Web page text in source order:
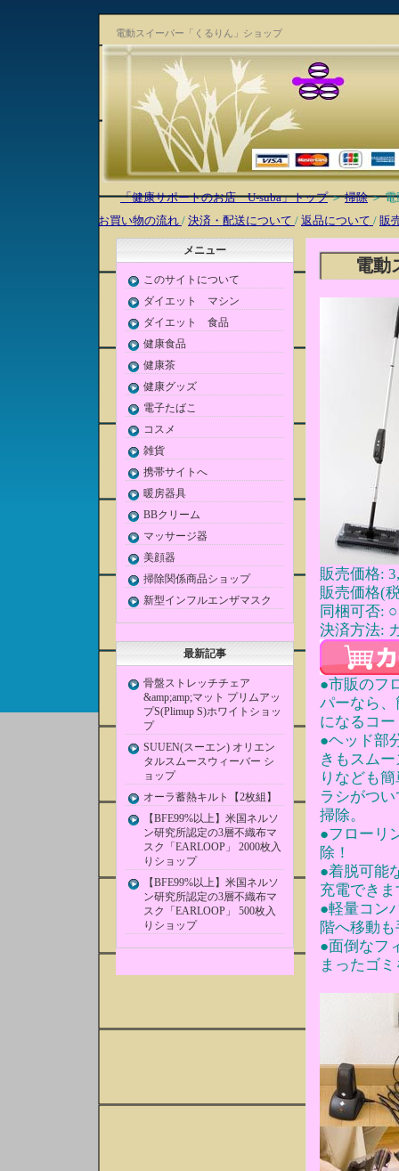
電動スイーパー「くるりん」ショップ
「健康サポートのお店 U-suba」トップ＞掃除＞ 電
お買い物の流れ / 決済・配送について / 返品について / 販
電動
販売価格:
販売価格(
同梱可否: ○
決済方法:
●市販のフ
パーなら
になるコ
●ヘッド部
きもスム
りなども
ラシがつ
掃除。
●フローリ
除！
●着脱可能
充電できま
●軽量コン
階へ移動
●面倒なフ
まったゴ
メニュー
このサイトについて
ダイエット マシン
ダイエット 食品
健康食品
健康茶
健康グッズ
電子たばこ
コスメ
雑貨
携帯サイトへ
暖房器具
BBクリーム
マッサージ器
美顔器
掃除関係商品ショップ
新型インフルエンザマスク
最新記事
骨盤ストレッチチェア
&amp;amp;マット プリムアッ
プS(Plimup S)ホワイトショッ
プ
SUUEN(スーエン) オリエン
タルスムースウィーバー シ
ョップ
オーラ蓄熱キルト【2枚組】
【BFE99%以上】米国ネルソ
ン研究所認定の3層不織布マ
スク「EARLOOP」 2000枚入
りショップ
【BFE99%以上】米国ネルソ
ン研究所認定の3層不織布マ
スク「EARLOOP」 500枚入
りショップ